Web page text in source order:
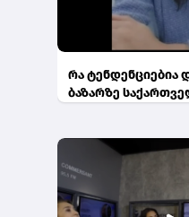
რა ტენდენციებია
ბაზარზე